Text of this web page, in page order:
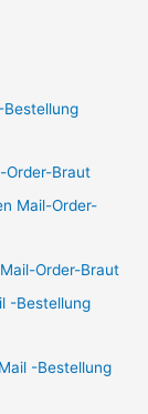
Order-Braut
Mail-Order-
Order-Braut
-Bestellung
-Bestellung